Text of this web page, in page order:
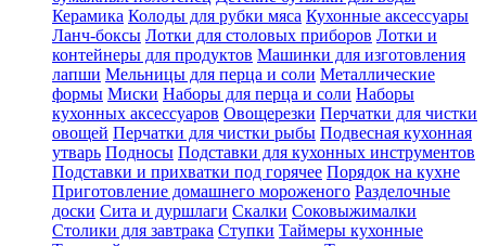
Керамика Колоды для рубки мяса Кухонные аксессуары
Ланч-боксы Лотки для столовых приборов Лотки и
контейнеры для продуктов Машинки для изготовления
лапши Мельницы для перца и соли Металлические
формы Миски Наборы для перца и соли Наборы
кухонных аксессуаров Овощерезки Перчатки для чистки
овощей Перчатки для чистки рыбы Подвесная кухонная
утварь Подносы Подставки для кухонных инструментов
Подставки и прихватки под горячее Порядок на кухне
Приготовление домашнего мороженого Разделочные
доски Сита и дуршлаги Скалки Соковыжималки
Столики для завтрака Ступки Таймеры кухонные